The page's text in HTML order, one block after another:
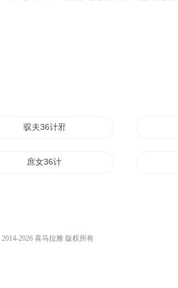
驭夫36计邪帝的至尊毒妃
庶女36计
2026 喜马拉雅 版权所有